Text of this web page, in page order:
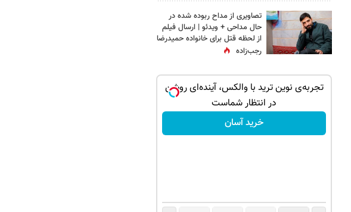
تصاویری از مداح ربوده شده در
حال مداحی + ویدئو | ارسال فیلم
از لحظه قتل برای خانواده‌ حمیدرضا
رجب‌زاده
تجربه‌ی نوین ترید با والکس، آینده‌ای روشن
در انتظار شماست
خرید آسان